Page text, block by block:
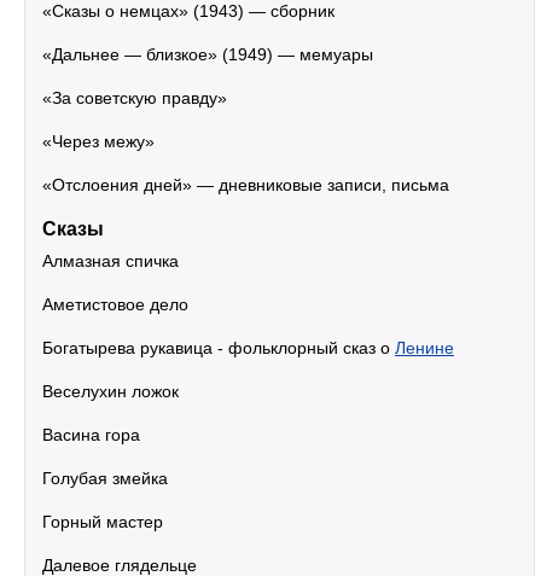
«Сказы о немцах» (1943) — сборник
«Дальнее — близкое» (1949) — мемуары
«За советскую правду»
«Через межу»
«Отслоения дней» — дневниковые записи, письма
Сказы
Алмазная спичка
Аметистовое дело
Богатырева рукавица - фольклорный сказ о Ленине
Веселухин ложок
Васина гора
Голубая змейка
Горный мастер
Далевое глядельце